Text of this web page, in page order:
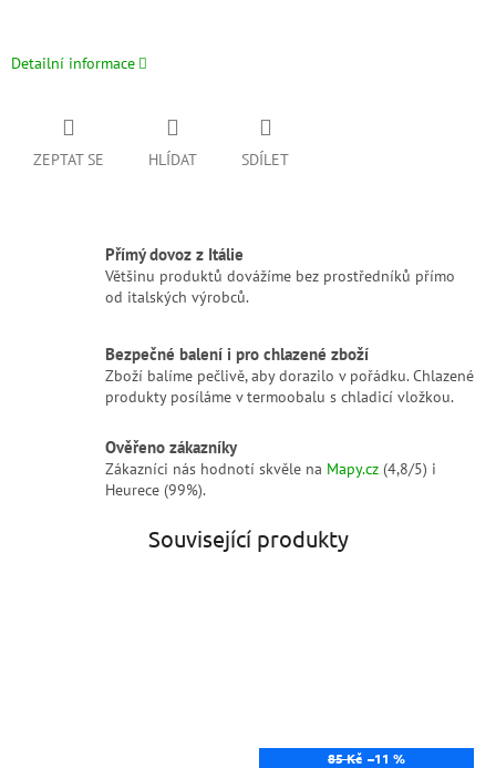
Detailní informace
ZEPTAT SE HLÍDAT SDÍLET
Přímý dovoz z Itálie
Většinu produktů dovážíme bez prostředníků přímo
od italských výrobců.
Bezpečné balení i pro chlazené zboží
Zboží balíme pečlivě, aby dorazilo v pořádku. Chlazené
produkty posíláme v termoobalu s chladicí vložkou.
Ověřeno zákazníky
Zákazníci nás hodnotí skvěle na Mapy.cz (4,8/5) i
Heurece (99%).
Související produkty
85 Kč –11 %